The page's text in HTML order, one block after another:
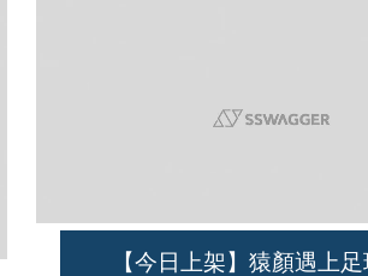
【今日上架】猿顏遇上